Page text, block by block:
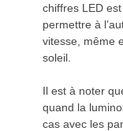
chiffres LED
permettre à
vitesse, même
soleil.
Il est à noter
quand la
cas avec les